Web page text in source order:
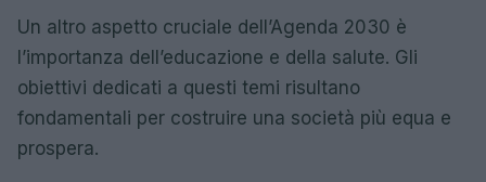
Un altro aspetto cruciale dell’Agenda 2030 è
l’importanza dell’educazione e della salute. Gli
obiettivi dedicati a questi temi risultano
fondamentali per costruire una società più equa e
prospera.